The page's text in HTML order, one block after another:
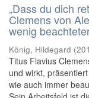
„Dass du dich
Clemens von
wenig
König, Hildegard (
Titus Flavius
und wirkt,
wie auch immer